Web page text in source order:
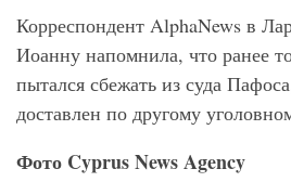
Корреспондент AlphaNews в
Иоанну напомнила, что ранее
пытался сбежать из суда
доставлен по другому
Фото CyprusNewsAgency